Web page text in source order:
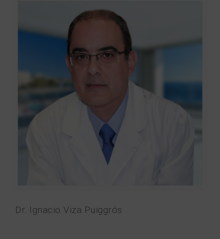
Dr. Ignacio Viza Puiggrós